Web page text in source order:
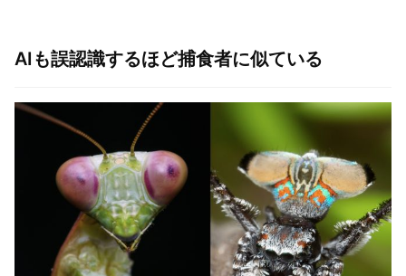
AIも誤認識するほど捕食者に似ている